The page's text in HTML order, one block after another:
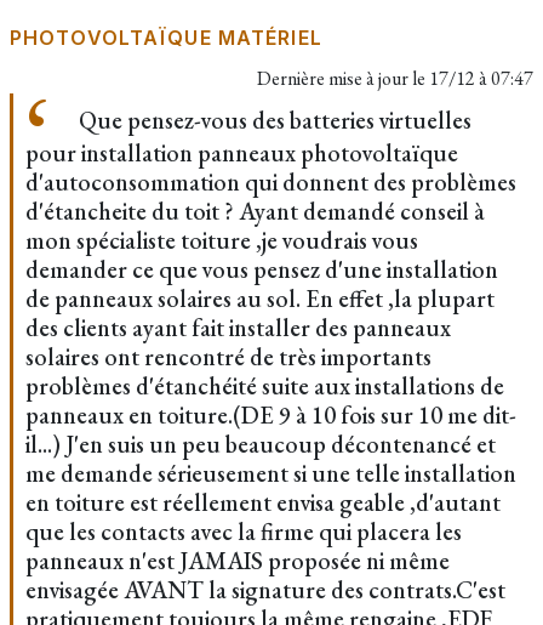
PHOTOVOLTAÏQUE MATÉRIEL
Dernière mise à jour le 17/12 à 07:47
Que pensez-vous des batteries virtuelles
pour installation panneaux photovoltaïque
d'autoconsommation qui donnent des problèmes
d'étancheite du toit ? Ayant demandé conseil à
mon spécialiste toiture ,je voudrais vous
demander ce que vous pensez d'une installation
de panneaux solaires au sol. En effet ,la plupart
des clients ayant fait installer des panneaux
solaires ont rencontré de très importants
problèmes d'étanchéité suite aux installations de
panneaux en toiture.(DE 9 à 10 fois sur 10 me dit-
il...) J'en suis un peu beaucoup décontenancé et
me demande sérieusement si une telle installation
en toiture est réellement envisa geable ,d'autant
que les contacts avec la firme qui placera les
panneaux n'est JAMAIS proposée ni même
envisagée AVANT la signature des contrats.C'est